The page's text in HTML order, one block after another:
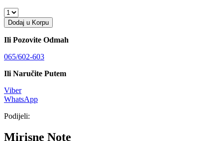
Dodaj u Korpu
Ili Pozovite Odmah
065/602-603
Ili Naručite Putem
Viber
WhatsApp
Podijeli:
Mirisne Note